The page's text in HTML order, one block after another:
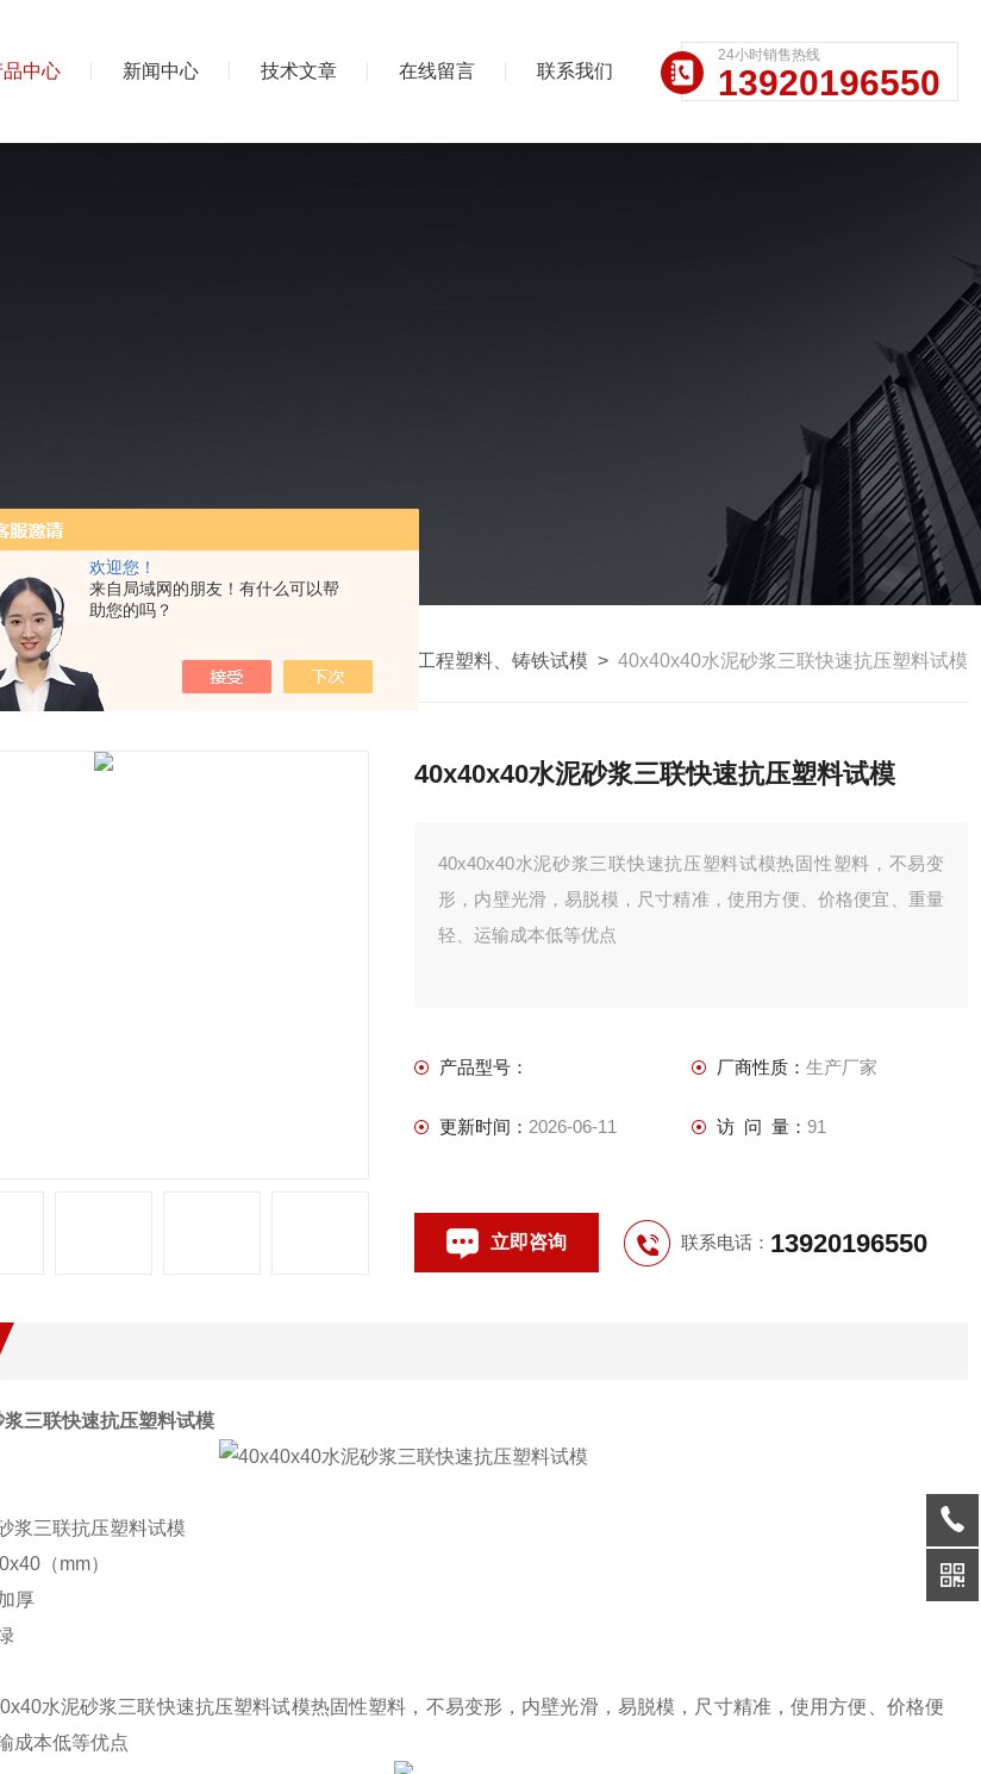
欢迎您！
来自局域网的朋友！有什么可以帮
助您的吗？
品中心 新闻中心 技术文章 在线留言 联系我们
24小时销售热线
13920196550
我的位置：首页> 产品中心> > 工程塑料、铸铁试模 > 40x40x40水泥砂浆三联快速抗压塑料试模
40x40x40水泥砂浆三联快速抗压塑料试模
40x40x40水泥砂浆三联快速抗压塑料试模热固性塑料，不易变
形，内壁光滑，易脱模，尺寸精准，使用方便、价格便宜、重量
轻、运输成本低等优点
产品型号： 厂商性质： 生产厂家
更新时间： 2026-06-11 访 问 量： 91
立即咨询 联系电话： 13920196550
浆三联快速抗压塑料试模
浆三联抗压塑料试模
（mm）
厚
水泥砂浆三联快速抗压塑料试模热固性塑料，不易变形，内壁光滑，易脱模，尺寸精准，使用方便、价格便
成本低等优点